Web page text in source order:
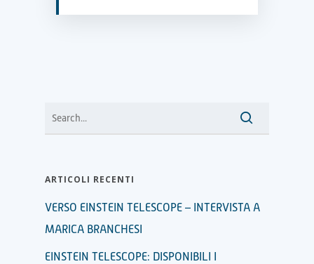
ARTICOLI RECENTI
VERSO EINSTEIN TELESCOPE – INTERVISTA A
MARICA BRANCHESI
EINSTEIN TELESCOPE: DISPONIBILI I